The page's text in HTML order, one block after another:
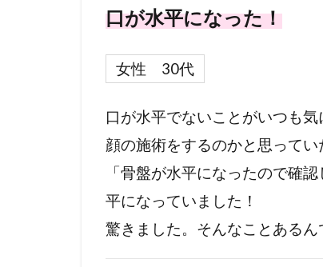
口が水平になった！
女性 30代
口が水平でないことがいつも気
顔の施術をするのかと思ってい
「骨盤が水平になったので確
平になっていました！
驚きました。そんなことあるん